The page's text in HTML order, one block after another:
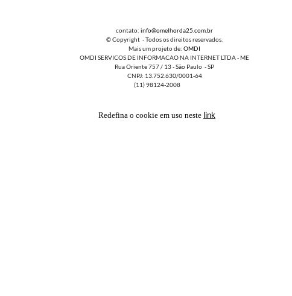
contato: info@omelhorda25.com.br
© Copyright - Todos os direitos reservados.
Mais um projeto de: OMDI
OMDI SERVICOS DE INFORMACAO NA INTERNET LTDA - ME
Rua Oriente 757 / 13 - São Paulo - SP
CNPJ: 13.752.630/0001-64
(11) 98124-2008
Redefina o cookie em uso neste link